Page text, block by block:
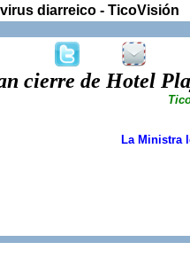
diarreico - TicoVisión
cierre de Hotel
La Ministra